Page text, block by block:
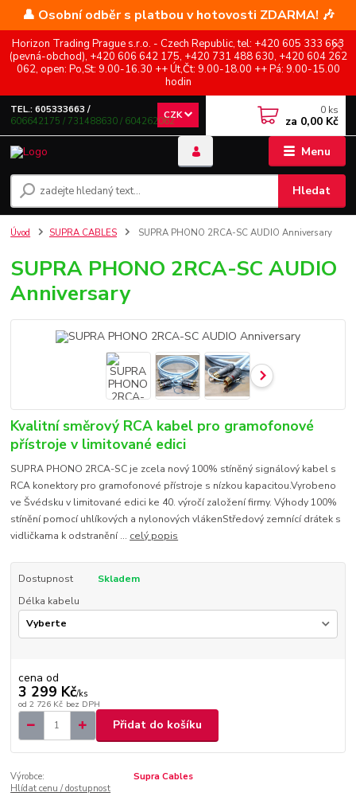
👤 Osobní odběr s platbou v hotovosti ZDARMA! 🎶
Horizon Trading Prague s.r.o. - Czech Republic, tel: +420 605 333 663
(pevná-obchod), +420 606 642 175, +420 731 488 630, +420 604 262
062, open: Po,St: 9.00-16.30 ++ Út,Čt: 9.00-18.00 ++ Pá: 9.00-15.00
hodin
Menu
CZK
Hledat
TEL.: 605333663 /
606642175 / 731488630 / 604262062
0 ks
za 0,00 Kč
Úvod SUPRA CABLES SUPRA PHONO 2RCA-SC AUDIO Anniversary
SUPRA PHONO 2RCA-SC AUDIO
Anniversary
Kvalitní směrový RCA kabel pro gramofonové
přístroje v limitované edici
SUPRA PHONO 2RCA-SC je zcela nový 100% stíněný signálový kabel s
RCA konektory pro gramofonové přístroje s nízkou kapacitou.Vyrobeno
ve Švédsku v limitované edici ke 40. výročí založení firmy. Výhody 100%
stínění pomocí uhlíkových a nylonových vlákenStředový zemnící drátek s
vidličkama k odstranění ... celý popis
Dostupnost
Skladem
Délka kabelu
cena od
3 299 Kč/ks
od 2 726 Kč bez DPH
Přidat do košíku
Výrobce:
Supra Cables
Hlídat cenu / dostupnost